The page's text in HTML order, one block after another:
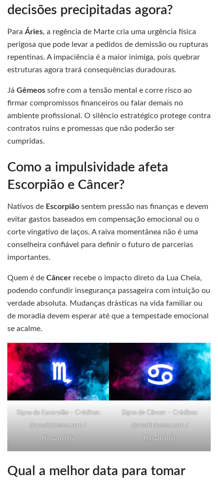
decisões precipitadas agora?
Para Áries, a regência de Marte cria uma urgência física
perigosa que pode levar a pedidos de demissão ou rupturas
repentinas. A impaciência é a maior inimiga, pois quebrar
estruturas agora trará consequências duradouras.
Já Gêmeos sofre com a tensão mental e corre risco ao
firmar compromissos financeiros ou falar demais no
ambiente profissional. O silêncio estratégico protege contra
contratos ruins e promessas que não poderão ser
cumpridas.
Como a impulsividade afeta
Escorpião e Câncer?
Nativos de Escorpião sentem pressão nas finanças e devem
evitar gastos baseados em compensação emocional ou o
corte vingativo de laços. A raiva momentânea não é uma
conselheira confiável para definir o futuro de parcerias
importantes.
Quem é de Câncer recebe o impacto direto da Lua Cheia,
podendo confundir insegurança passageira com intuição ou
verdade absoluta. Mudanças drásticas na vida familiar ou
de moradia devem esperar até que a tempestade emocional
se acalme.
Signo de Escorpião – Créditos:
depositphotos.com /
HayDmitriy
Signo de Câncer – Créditos:
depositphotos.com /
HayDmitriy
Qual a melhor data para tomar